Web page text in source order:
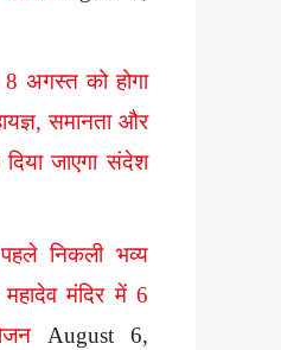
8 अगस्त को होगा
समानता और
जाएगा संदेश
निकली भव्य
मंदिर में 6
August 6,